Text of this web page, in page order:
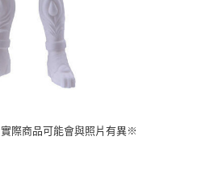
際商品可能會與照片有異※